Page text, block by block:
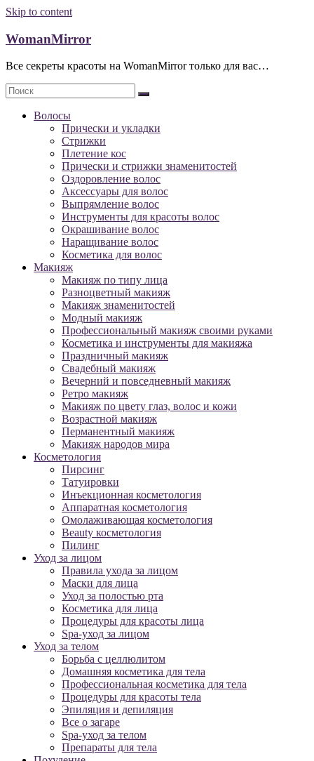
Skip to content
WomanMirror
Все секреты красоты на WomanMirror только для вас…
Волосы
Прически и укладки
Стрижки
Плетение кос
Прически и стрижки знаменитостей
Оздоровление волос
Аксессуары для волос
Выпрямление волос
Инструменты для красоты волос
Окрашивание волос
Наращивание волос
Косметика для волос
Макияж
Макияж по типу лица
Разноцветный макияж
Макияж знаменитостей
Модный макияж
Профессиональный макияж своими руками
Косметика и инструменты для макияжа
Праздничный макияж
Свадебный макияж
Вечерний и повседневный макияж
Ретро макияж
Макияж по цвету глаз, волос и кожи
Возрастной макияж
Перманентный макияж
Макияж народов мира
Косметология
Пирсинг
Татуировки
Инъекционная косметология
Аппаратная косметология
Омолаживающая косметология
Beauty косметология
Пилинг
Уход за лицом
Правила ухода за лицом
Маски для лица
Уход за полостью рта
Косметика для лица
Процедуры для красоты лица
Spa-уход за лицом
Уход за телом
Борьба с целлюлитом
Домашняя косметика для тела
Профессиональная косметика для тела
Процедуры для красоты тела
Эпиляция и депиляция
Все о загаре
Spa-уход за телом
Препараты для тела